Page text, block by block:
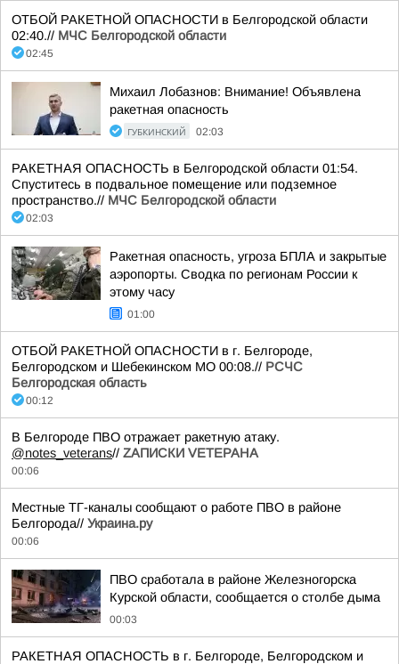
ОТБОЙ РАКЕТНОЙ ОПАСНОСТИ в Белгородской области
02:40.// МЧС Белгородской области
02:45
Михаил Лобазнов: Внимание! Объявлена
ракетная опасность
ГУБКИНСКИЙ 02:03
РАКЕТНАЯ ОПАСНОСТЬ в Белгородской области 01:54.
Спуститесь в подвальное помещение или подземное
пространство.// МЧС Белгородской области
02:03
Ракетная опасность, угроза БПЛА и закрытые
аэропорты. Сводка по регионам России к
этому часу
01:00
ОТБОЙ РАКЕТНОЙ ОПАСНОСТИ в г. Белгороде,
Белгородском и Шебекинском МО 00:08.// РСЧС
Белгородская область
00:12
В Белгороде ПВО отражает ракетную атаку.
@notes_veterans// ZАПИСКИ VЕТЕРАНА
00:06
Местные ТГ-каналы сообщают о работе ПВО в районе
Белгорода// Украина.ру
00:06
ПВО сработала в районе Железногорска
Курской области, сообщается о столбе дыма
00:03
РАКЕТНАЯ ОПАСНОСТЬ в г. Белгороде, Белгородском и